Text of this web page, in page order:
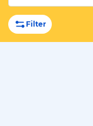
Filter